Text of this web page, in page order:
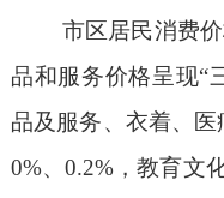
市区 居民消费
品和服务价格呈现“
品及 服务、衣着、
0%、0.2% ，教育文